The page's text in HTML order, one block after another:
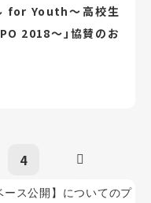
ル for Youth～高校生
2018～」協賛のお
4